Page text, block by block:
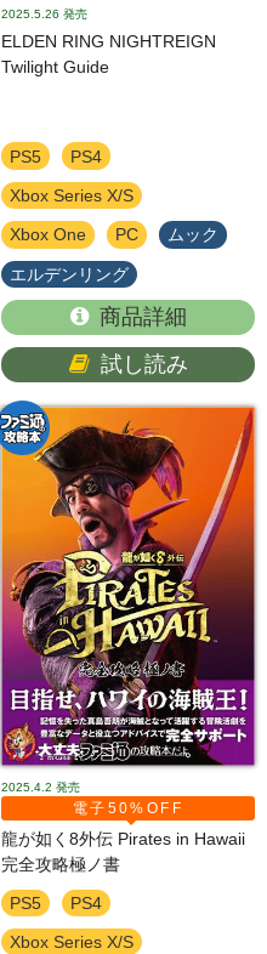
2025.5.26 発売
ELDEN RING NIGHTREIGN
Twilight Guide
PS5 PS4
Xbox Series X/S
Xbox One PC ムック
エルデンリング
商品詳細
試し読み
2025.4.2 発売
電子50%OFF
龍が如く8外伝 Pirates in Hawaii
完全攻略極ノ書
PS5 PS4
Xbox Series X/S